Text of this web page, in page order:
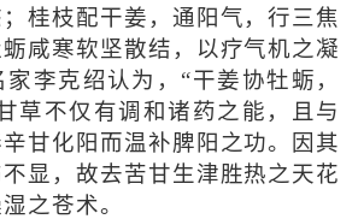
桂枝配干姜，通阳气，行三焦
咸寒软坚散结，以疗气机之凝
李克绍认为，“干姜协牡蛎，
草不仅有调和诸药之能，且与
甘化阳而温补脾阳之功。因其
显，故去苦甘生津胜热之天花
之苍术。